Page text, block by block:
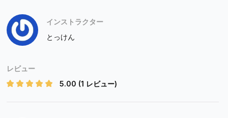
インストラクター
とっけん
レビュー
5.00 (1 レビュー)